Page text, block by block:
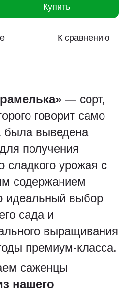
Купить
К сравнению
— сорт,
говорит само
была выведена
получения
сладкого урожая с
содержанием
идеальный выбор
сада и
выращивания
премиум-класса.
саженцы
нашего